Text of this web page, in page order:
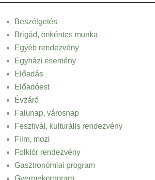
Beszélgetés
Brigád, önkéntes munka
Egyéb rendezvény
Egyházi esemény
Előadás
Előadóest
Évzáró
Falunap, városnap
Fesztivál, kulturális rendezvény
Film, mozi
Folklór rendezvény
Gasztronómiai program